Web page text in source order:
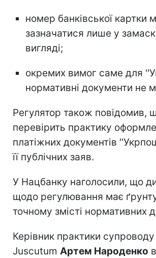
номер банківської картки
зазначатися лише у
вигляді;
окремих вимог саме для
нормативні документи не
Регулятор також повідомив,
перевірить практику
платіжних документів
її публічних заяв.
У Нацбанку наголосили, що
щодо регулювання має
точному змісті нормативних
Керівник практики супроводу
Juscutum Артем Народенко